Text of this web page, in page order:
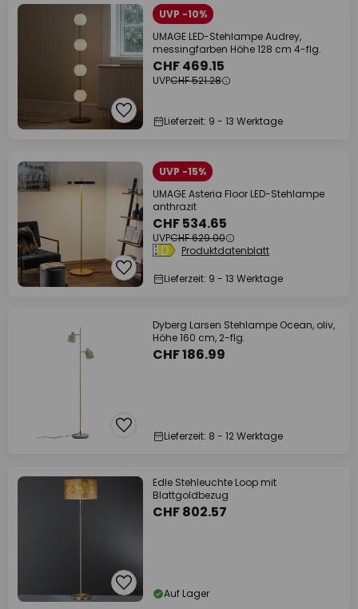
UVP -10%
UMAGE LED-Stehlampe Audrey,
messingfarben Höhe 128 cm 4-flg.
CHF 469.15
UVPCHF 521.28
Lieferzeit: 9 - 13 Werktage
UVP -15%
UMAGE Asteria Floor LED-Stehlampe
anthrazit
CHF 534.65
UVPCHF 629.00
Produktdatenblatt
Lieferzeit: 9 - 13 Werktage
Dyberg Larsen Stehlampe Ocean, oliv,
Höhe 160 cm, 2-flg.
CHF 186.99
Lieferzeit: 8 - 12 Werktage
Edle Stehleuchte Loop mit
Blattgoldbezug
CHF 802.57
Auf Lager